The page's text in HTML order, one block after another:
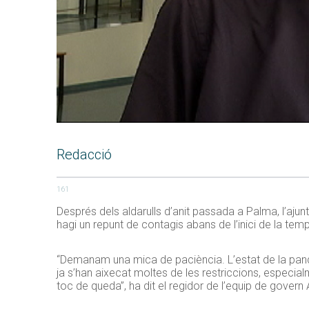
Redacció
161
Després dels aldarulls d’anit passada a Palma,
hagi un repunt de contagis abans de l’inici de la
“Demanam una mica de paciència. L’estat de la
ja s’han aixecat moltes de les restriccions,
toc de queda”, ha dit el regidor de l’equip de govern